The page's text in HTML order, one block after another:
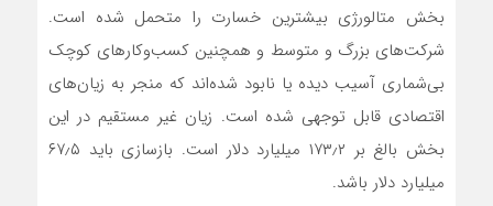
بخش متالورژی بیشترین خسارت را متحمل شده است.
شرکت‌های بزرگ و متوسط ​​و همچنین کسب‌وکارهای کوچک
بی‌شماری آسیب دیده یا نابود شده‌اند که منجر به زیان‌های
اقتصادی قابل توجهی شده است. زیان غیر مستقیم در این
بخش بالغ بر ۱۷۳٫۲ میلیارد دلار است. بازسازی باید ۶۷٫۵
میلیارد دلار باشد.